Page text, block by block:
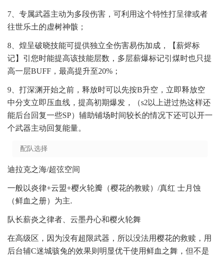
7、专属武器主动为多段伤害，可利用这个特性打呈律或者
往世乐土的虚树神骸；
8、煌呈破晓技能可提供独立全伤害易伤加成，【薪烬标
记】引您时能提高该技能层数，多层薪爆标记引煤时也只提
高一层BUFF，最高提升至20%；
9、打深渊开始之前，释放时可以先按B升空，立即释放空
中分支立即压血线，提高初期爆发，（s2以上进过热这样还
能后台回复一些SP）辅助铺场时间较长的情况下还可以开一
个武器主动回复能量。
配队选择
迪拉克之海/超弦空间
一般以炎律+云盟+樱火轮瓣（樱花的教赎）/真红 士月蚀
（鲜血之册）为主.
队长薪炎之律者、云墨丹心和樱火轮舞
在高级区，因为没有超限武器，所以没法用樱花的救赎，用
后台辅C迷城骇兔的效果则明显优干使用鲜血之舞，但不是